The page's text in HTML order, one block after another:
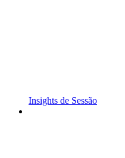
Insights de Sessão